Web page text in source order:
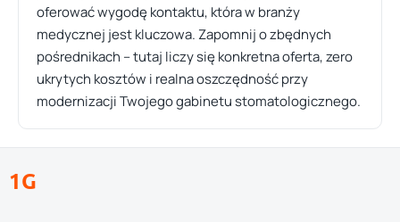
oferować wygodę kontaktu, która w branży
medycznej jest kluczowa. Zapomnij o zbędnych
pośrednikach – tutaj liczy się konkretna oferta, zero
ukrytych kosztów i realna oszczędność przy
modernizacji Twojego gabinetu stomatologicznego.
1G